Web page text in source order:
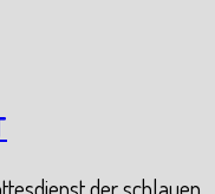
der schlauen